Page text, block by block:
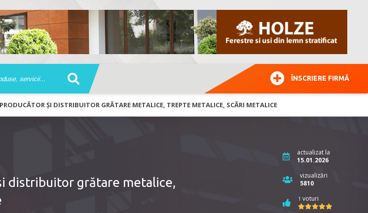
ÎNSCRIERE FIRMĂ
ȘI DISTRIBUITOR GRĂTARE METALICE, TREPTE METALICE, SCĂRI METALICE
distribuitor grătare metalice,
actualizat la
15.01.2026
vizualizări
5810
1 voturi